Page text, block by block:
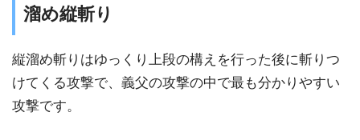
溜め縦斬り
縦溜め斬りはゆっくり上段の構えを行った後に斬りつ
けてくる攻撃で、義父の攻撃の中で最も分かりやすい
攻撃です。